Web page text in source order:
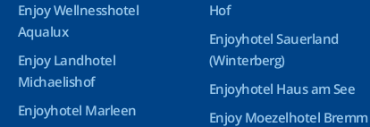
Enjoy Wellnesshotel
Aqualux
Enjoy Landhotel
Michaelishof
Enjoyhotel Marleen
Hof
Enjoyhotel Sauerland
(Winterberg)
Enjoyhotel Haus am See
Enjoy Moezelhotel Bremm